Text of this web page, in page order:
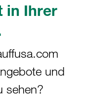
in Ihrer
und
sehen?
und kann vom
Baureihe Gr.
Schraube